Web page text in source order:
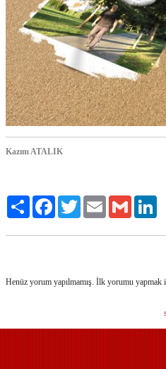
Kazım ATALIK
Share FacebookTwitter Email Gmail
Henüz yorum yapılmamış. İlk yorumu